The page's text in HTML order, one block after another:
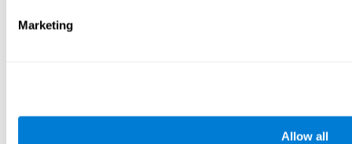
Marketing
Allow all